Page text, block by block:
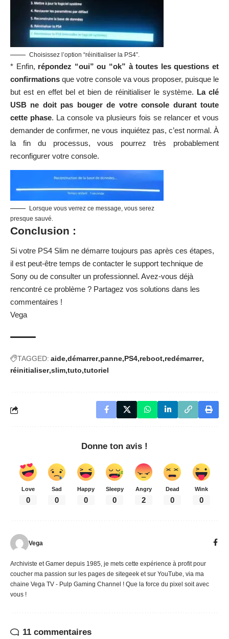
Choisissez l’option “réinitialiser la PS4”.
* Enfin, répondez “oui” ou “ok” à toutes les questions et
confirmations que votre console va vous proposer, puisque le
but est en effet bel et bien de réinitialiser le système. La clé
USB ne doit pas bouger de votre console durant toute
cette phase. La console va plusieurs fois se relancer et vous
demander de confirmer, ne vous inquiétez pas, c’est normal. À
la fin du processus, vous pourrez très probablement
reconfigurer votre console.
Lorsque vous verrez ce message, vous serez
presque sauvé.
Conclusion :
Si votre PS4 Slim ne démarre toujours pas après ces étapes,
il est peut-être temps de contacter le support technique de
Sony ou de consulter un professionnel. Avez-vous déjà
rencontré ce problème ? Partagez vos solutions dans les
commentaires !
Vega
TAGGED: aide démarrer panne PS4 reboot redémarrer
réinitialiser slim tuto tutoriel
Donne ton avis !
Love
0
Sad
0
Happy
0
Sleepy
0
Angry
2
Dead
0
Wink
0
Vega
Archiviste et Gamer depuis 1985, je mets cette expérience à profit pour
coucher ma passion sur les pages de sitegeek et sur YouTube, via ma
chaine Vega TV - Pulp Gaming Channel ! Que la force du pixel soit avec
vous !
11 commentaires